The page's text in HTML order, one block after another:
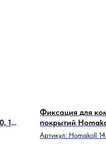
10
Фиксация для
покрытий
Артикул: Homakoll